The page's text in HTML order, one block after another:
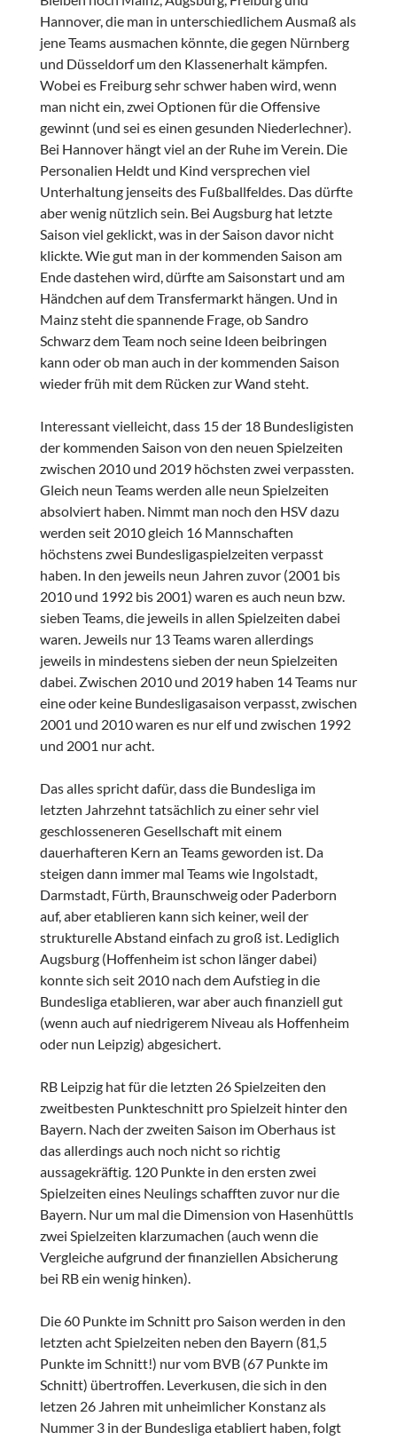
Hannover, die man in unterschiedlichem Ausmaß als
jene Teams ausmachen könnte, die gegen Nürnberg
und Düsseldorf um den Klassenerhalt kämpfen.
Wobei es Freiburg sehr schwer haben wird, wenn
man nicht ein, zwei Optionen für die Offensive
gewinnt (und sei es einen gesunden Niederlechner).
Bei Hannover hängt viel an der Ruhe im Verein. Die
Personalien Heldt und Kind versprechen viel
Unterhaltung jenseits des Fußballfeldes. Das dürfte
aber wenig nützlich sein. Bei Augsburg hat letzte
Saison viel geklickt, was in der Saison davor nicht
klickte. Wie gut man in der kommenden Saison am
Ende dastehen wird, dürfte am Saisonstart und am
Händchen auf dem Transfermarkt hängen. Und in
Mainz steht die spannende Frage, ob Sandro
Schwarz dem Team noch seine Ideen beibringen
kann oder ob man auch in der kommenden Saison
wieder früh mit dem Rücken zur Wand steht.
Interessant vielleicht, dass 15 der 18 Bundesligisten
der kommenden Saison von den neuen Spielzeiten
zwischen 2010 und 2019 höchsten zwei verpassten.
Gleich neun Teams werden alle neun Spielzeiten
absolviert haben. Nimmt man noch den HSV dazu
werden seit 2010 gleich 16 Mannschaften
höchstens zwei Bundesligaspielzeiten verpasst
haben. In den jeweils neun Jahren zuvor (2001 bis
2010 und 1992 bis 2001) waren es auch neun bzw.
sieben Teams, die jeweils in allen Spielzeiten dabei
waren. Jeweils nur 13 Teams waren allerdings
jeweils in mindestens sieben der neun Spielzeiten
dabei. Zwischen 2010 und 2019 haben 14 Teams nur
eine oder keine Bundesligasaison verpasst, zwischen
2001 und 2010 waren es nur elf und zwischen 1992
und 2001 nur acht.
Das alles spricht dafür, dass die Bundesliga im
letzten Jahrzehnt tatsächlich zu einer sehr viel
geschlosseneren Gesellschaft mit einem
dauerhafteren Kern an Teams geworden ist. Da
steigen dann immer mal Teams wie Ingolstadt,
Darmstadt, Fürth, Braunschweig oder Paderborn
auf, aber etablieren kann sich keiner, weil der
strukturelle Abstand einfach zu groß ist. Lediglich
Augsburg (Hoffenheim ist schon länger dabei)
konnte sich seit 2010 nach dem Aufstieg in die
Bundesliga etablieren, war aber auch finanziell gut
(wenn auch auf niedrigerem Niveau als Hoffenheim
oder nun Leipzig) abgesichert.
RB Leipzig hat für die letzten 26 Spielzeiten den
zweitbesten Punkteschnitt pro Spielzeit hinter den
Bayern. Nach der zweiten Saison im Oberhaus ist
das allerdings auch noch nicht so richtig
aussagekräftig. 120 Punkte in den ersten zwei
Spielzeiten eines Neulings schafften zuvor nur die
Bayern. Nur um mal die Dimension von Hasenhüttls
zwei Spielzeiten klarzumachen (auch wenn die
Vergleiche aufgrund der finanziellen Absicherung
bei RB ein wenig hinken).
Die 60 Punkte im Schnitt pro Saison werden in den
letzten acht Spielzeiten neben den Bayern (81,5
Punkte im Schnitt!) nur vom BVB (67 Punkte im
Schnitt) übertroffen. Leverkusen, die sich in den
letzen 26 Jahren mit unheimlicher Konstanz als
Nummer 3 in der Bundesliga etabliert haben, folgt